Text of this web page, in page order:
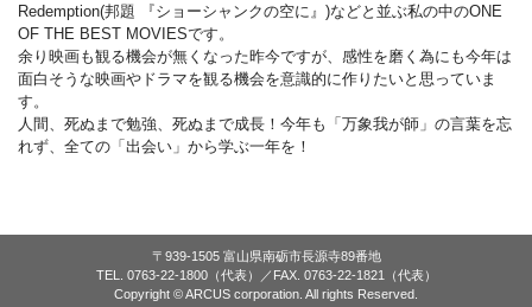
Redemption(邦題 『ショーシャンクの空に』)などと並ぶ私の中のONE
OF THE BEST MOVIESです。
余り映画も観る機会が無くなった昨今ですが、感性を磨く為にも今年は
面白そうな映画やドラマを観る機会を意識的に作りたいと思っていま
す。
人間、死ぬまで勉強、死ぬまで成長！今年も「万象我が師」の言葉を忘
れず、全ての「出会い」から学ぶ一年を！
〒939-1505 富山県南砺市長源寺89番地
TEL. 0763-22-1800（代表）／FAX. 0763-22-1821（代表）
Copyright © ARCUS corporation. All rights Reserved.